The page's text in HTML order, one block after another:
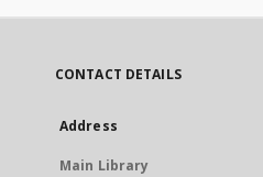
CONTACT DETAILS
Address
Main Library